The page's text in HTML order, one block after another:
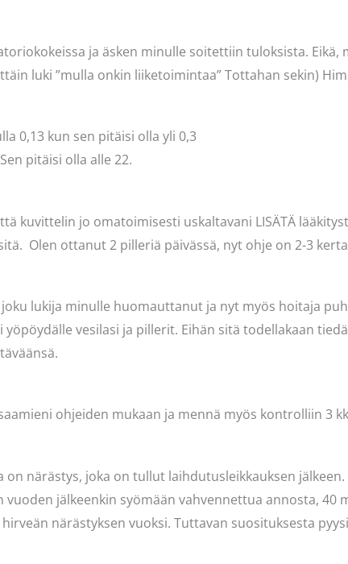
ja äsken minulle soitettiin tuloksista.
luki ”mulla onkin liiketoimintaa” Tottahan sekin)
0,13 kun sen pitäisi olla yli 0,3
pitäisi olla alle 22.
kuvittelin jo omatoimisesti uskaltavani LISÄTÄ
Olen ottanut 2 pilleriä päivässä, nyt ohje on 2-3
lukija minulle huomauttanut ja nyt myös hoitaja
yöpöydälle vesilasi ja pillerit. Eihän sitä todellakaan
ohjeiden mukaan ja mennä myös kontrolliin 3
on närästys, joka on tullut laihdutusleikkauksen
vuoden jälkeenkin syömään vahvennettua annosta, 40
närästyksen vuoksi. Tuttavan suosituksesta